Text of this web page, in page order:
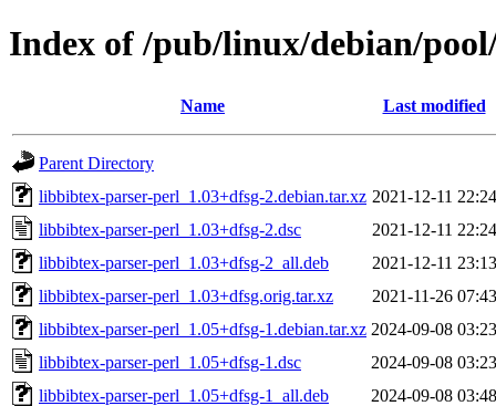
Index of /pub/linux/debian/
Name Last modified
Parent Directory
libbibtex-parser-perl_1.03+dfsg-2.debian.tar.xz 2021-12-11 22:24
libbibtex-parser-perl_1.03+dfsg-2.dsc
2021-12-11 22:24
libbibtex-parser-perl_1.03+dfsg-2_all.deb
2021-12-11 23:13
libbibtex-parser-perl_1.03+dfsg.orig.tar.xz
2021-11-26 07:43
libbibtex-parser-perl_1.05+dfsg-1.debian.tar.xz 2024-09-08 03:23
libbibtex-parser-perl_1.05+dfsg-1.dsc
2024-09-08 03:23
libbibtex-parser-perl_1.05+dfsg-1_all.deb
2024-09-08 03:48